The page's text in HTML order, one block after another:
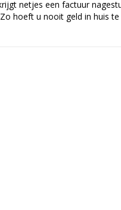
netjes een factuur
hoeft u nooit geld in huis te